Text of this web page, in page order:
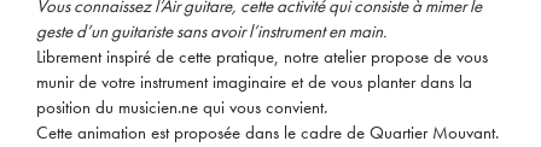
Vous connaissez l’Air guitare, cette activité qui consiste à mimer le
geste d’un guitariste sans avoir l’instrument en main.
Librement inspiré de cette pratique, notre atelier propose de vous
munir de votre instrument imaginaire et de vous planter dans la
position du musicien.ne qui vous convient.
Cette animation est proposée dans le cadre de Quartier Mouvant.